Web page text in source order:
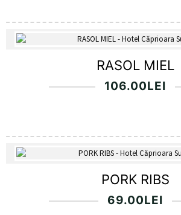
RASOL MIEL
106.00LEI
PORK RIBS
69.00LEI